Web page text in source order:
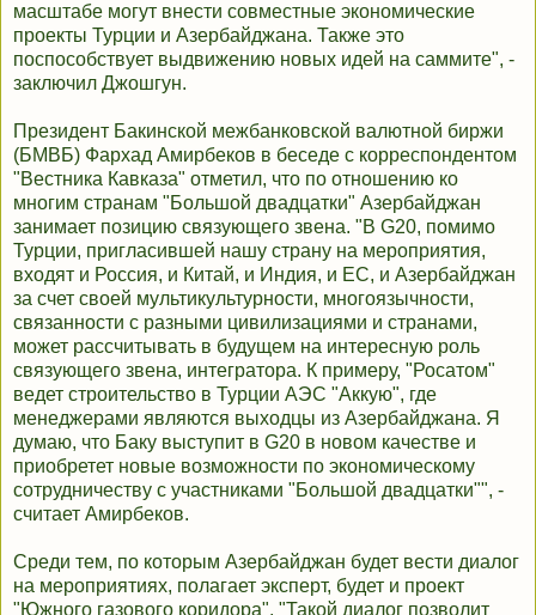
масштабе могут внести совместные экономические
проекты Турции и Азербайджана. Также это
поспособствует выдвижению новых идей на саммите", -
заключил Джошгун.
Президент Бакинской межбанковской валютной биржи
(БМВБ) Фархад Амирбеков в беседе с корреспондентом
"Вестника Кавказа" отметил, что по отношению ко
многим странам "Большой двадцатки" Азербайджан
занимает позицию связующего звена. "В G20, помимо
Турции, пригласившей нашу страну на мероприятия,
входят и Россия, и Китай, и Индия, и ЕС, и Азербайджан
за счет своей мультикультурности, многоязычности,
связанности с разными цивилизациями и странами,
может рассчитывать в будущем на интересную роль
связующего звена, интегратора. К примеру, "Росатом"
ведет строительство в Турции АЭС "Аккую", где
менеджерами являются выходцы из Азербайджана. Я
думаю, что Баку выступит в G20 в новом качестве и
приобретет новые возможности по экономическому
сотрудничеству с участниками "Большой двадцатки"", -
считает Амирбеков.
Среди тем, по которым Азербайджан будет вести диалог
на мероприятиях, полагает эксперт, будет и проект
"Южного газового коридора". "Такой диалог позволит